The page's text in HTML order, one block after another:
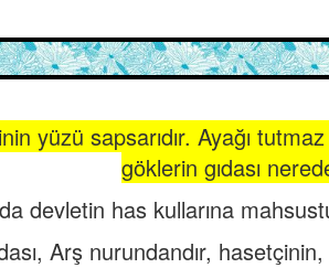
yüzü sapsarıdır. Ayağı
göklerin gıdası
devletin has kullarına
Arş nurundandır, hasetçinin,